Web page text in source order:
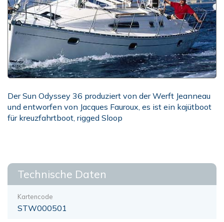
Der Sun Odyssey 36 produziert von der Werft Jeanneau
und entworfen von Jacques Fauroux, es ist ein kajütboot
für kreuzfahrtboot, rigged Sloop
Technische Daten
Kartencode
STW000501